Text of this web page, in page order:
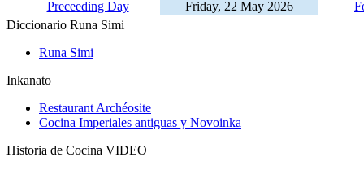
Preceeding Day Friday, 22 May 2026
Diccionario Runa Simi
Runa Simi
Inkanato
Restaurant Archéosite
Cocina Imperiales antiguas y Novoinka
Historia de Cocina VIDEO